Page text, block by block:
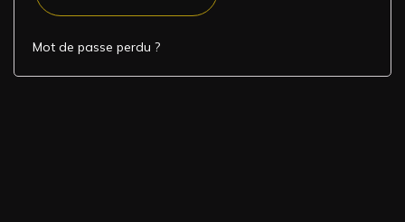
Mot de passe perdu ?